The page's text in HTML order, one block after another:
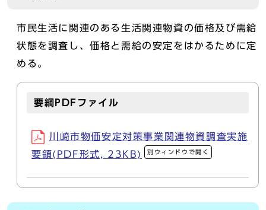
市民生活に関連のある生活関連物資の価格及び需給
状態を調査し、価格と需給の安定をはかるために定
める。
要綱PDFファイル
川崎市物価安定対策事業関連物資調査実施
要領(PDF形式, 23KB)
別ウィンドウで開く